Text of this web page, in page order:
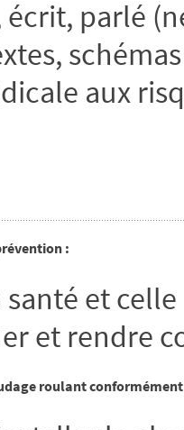
écrit, parlé
aux
:
santé et
et rendre
roulant